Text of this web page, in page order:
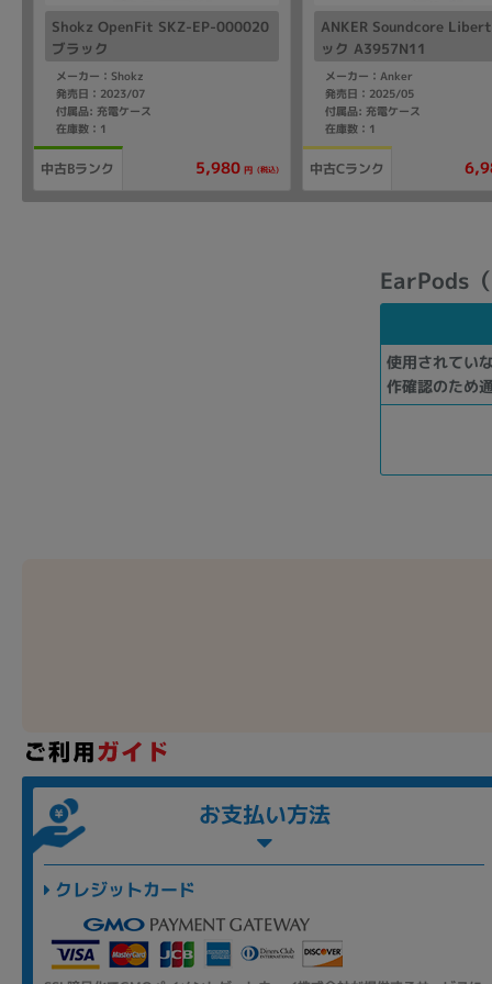
Shokz OpenFit SKZ-EP-000020
ブラック
メーカー：Shokz
発売日：2023/07
付属品: 充電ケース
在庫数：1
中古Bランク 5,980 円 (税込)
ANKER Soundcore
ック A3957N11
メーカー：Anker
発売日：2025/05
付属品: 充電ケース
在庫数：1
中古Cランク
EarPods
使用されてい
作確認のため
お支払い方法
クレジットカード